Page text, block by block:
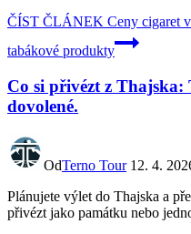
ČÍST ČLÁNEK Ceny cigaret
tabákové produkty
Co si přivézt z
dovolené.
OdTerno Tour 12. 4.
Plánujete výlet do Thajska a
přivézt jako památku nebo